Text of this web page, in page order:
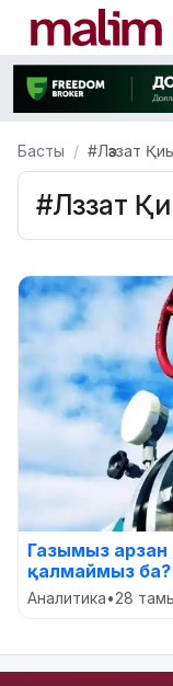
Басты #Ләззат
#Ләззат
Газымыз арзан
қалмаймыз ба?
Аналитика•28